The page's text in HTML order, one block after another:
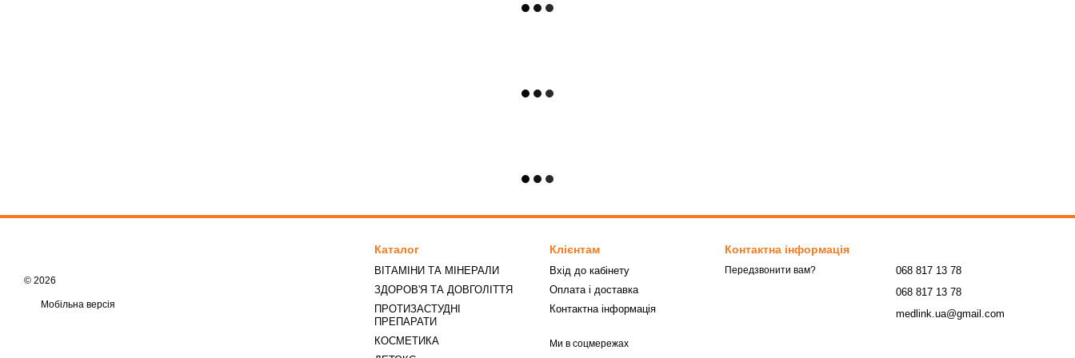
© 2026
Мобільна версія
Каталог
ВІТАМІНИ ТА МІНЕРАЛИ
ЗДОРОВ'Я ТА ДОВГОЛІТТЯ
ПРОТИЗАСТУДНІ
ПРЕПАРАТИ
КОСМЕТИКА
Клієнтам
Вхід до кабінету
Оплата і доставка
Контактна інформація
Ми в соцмережах
Контактна інформація
Передзвонити вам?
068 817 13 78
068 817 13 78
medlink.ua@gmail.com